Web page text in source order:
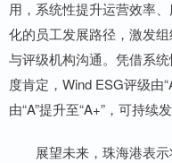
用，系统性提升运营效率
化的员工发展路径，激发
与评级机构沟通。凭借系
度肯定，Wind ESG评级由
由“A”提升至“A+”，可持续
展望未来，珠海港表示